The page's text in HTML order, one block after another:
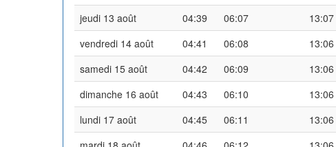
jeudi 13 août
04:39 06:07 13:07
vendredi 14 août
04:41 06:08 13:06
samedi 15 août
04:42 06:09 13:06
dimanche 16 août
04:43 06:10 13:06
lundi 17 août
04:45 06:11 13:06